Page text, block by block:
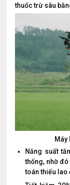
thuốc trừ sâu
Máy
Năng suất
thống, nhờ
toán thiếu lao